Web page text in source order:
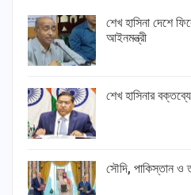
শেখ হাসিনা দেশে
আইনমন্ত্রী
শেখ হাসিনার
সৌদি, পাকিস্তান ও